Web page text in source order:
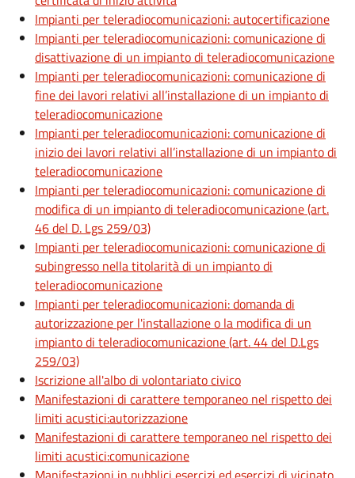
Impianti per teleradiocomunicazioni: autocertificazione
Impianti per teleradiocomunicazioni: comunicazione di
disattivazione di un impianto di teleradiocomunicazione
Impianti per teleradiocomunicazioni: comunicazione di
fine dei lavori relativi all’installazione di un impianto di
teleradiocomunicazione
Impianti per teleradiocomunicazioni: comunicazione di
inizio dei lavori relativi all’installazione di un impianto di
teleradiocomunicazione
Impianti per teleradiocomunicazioni: comunicazione di
modifica di un impianto di teleradiocomunicazione (art.
46 del D. Lgs 259/03)
Impianti per teleradiocomunicazioni: comunicazione di
subingresso nella titolarità di un impianto di
teleradiocomunicazione
Impianti per teleradiocomunicazioni: domanda di
autorizzazione per l'installazione o la modifica di un
impianto di teleradiocomunicazione (art. 44 del D.Lgs
259/03)
Iscrizione all'albo di volontariato civico
Manifestazioni di carattere temporaneo nel rispetto dei
limiti acustici:autorizzazione
Manifestazioni di carattere temporaneo nel rispetto dei
limiti acustici:comunicazione